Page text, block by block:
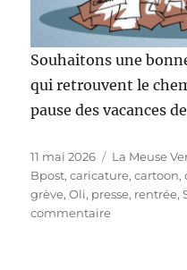
Souhaitons une
qui retrouvent le
pause des vacances
Publié
le
11 mai 2026 Catégories
La Meuse
Bpost,caricature,cartoon,
grève,Oli, presse, rentrée,
commentairesur